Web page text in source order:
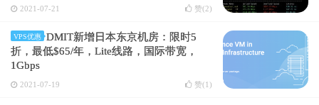
2021-07-21 赞(2)
VPS优惠
DMIT新增日本东京机房：限时5
折，最低$65/年，Lite线路，国际带宽，
1Gbps
2021-07-19 赞(1 )